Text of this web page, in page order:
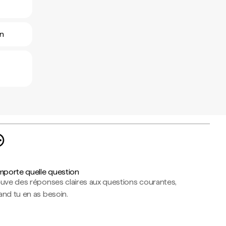
quelle question
des réponses claires aux questions courantes,
tu en as besoin.